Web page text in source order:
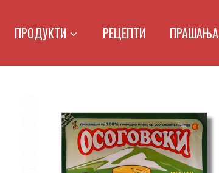
ПРОДУКТИ РЕЦЕПТИ ПРАШАЊА